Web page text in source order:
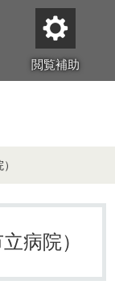
閲覧補助
病院）